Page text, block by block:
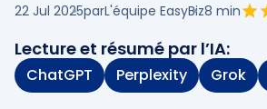
22 Jul 2025parL'équipe EasyBiz8 min
Lecture et résumé par l’IA:
ChatGPT Perplexity Grok